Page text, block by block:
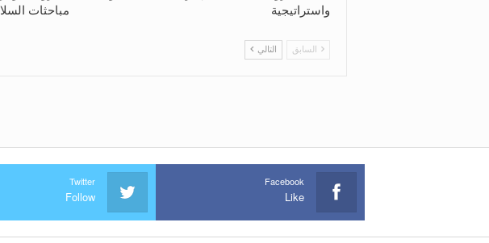
واستراتيجية
مباحثات
السابق التالي
Facebook
Like
Twitter
Follow